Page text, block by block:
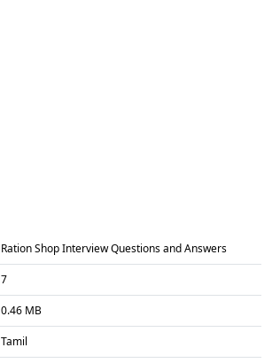
Ration Shop Interview Questions and Answers
7
0.46 MB
Tamil